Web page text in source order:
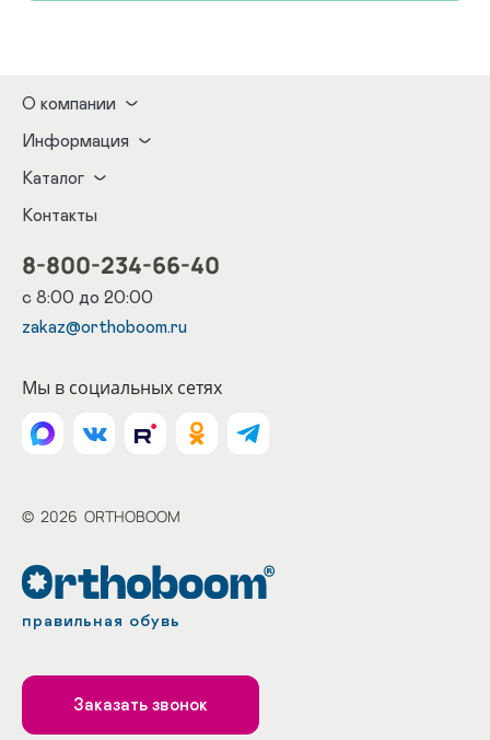
О компании
Информация
Каталог
Контакты
8-800-234-66-40
с 8:00 до 20:00
zakaz@orthoboom.ru
Мы в социальных сетях
© 2026 ORTHOBOOM
правильная обувь
Заказать звонок